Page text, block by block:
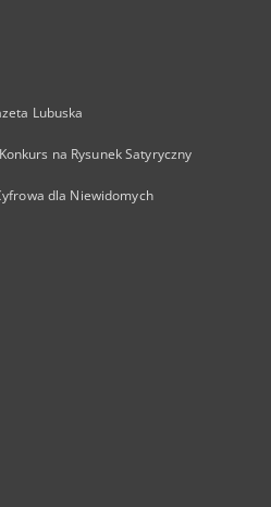
Lubuska
na Rysunek Satyryczny
dla Niewidomych